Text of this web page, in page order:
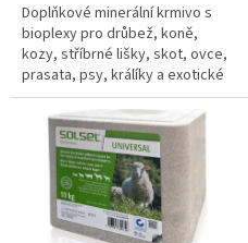
Doplňkové minerální krmivo s
bioplexy pro drůbež, koně,
kozy, stříbrné lišky, skot, ovce,
prasata, psy, králíky a exotické
ptactvo.